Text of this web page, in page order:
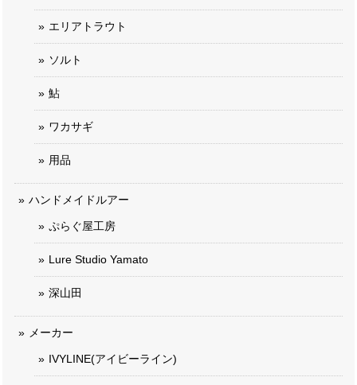
エリアトラウト
ソルト
鮎
ワカサギ
用品
ハンドメイドルアー
ぷらぐ屋工房
Lure Studio Yamato
深山田
メーカー
IVYLINE(アイビーライン)